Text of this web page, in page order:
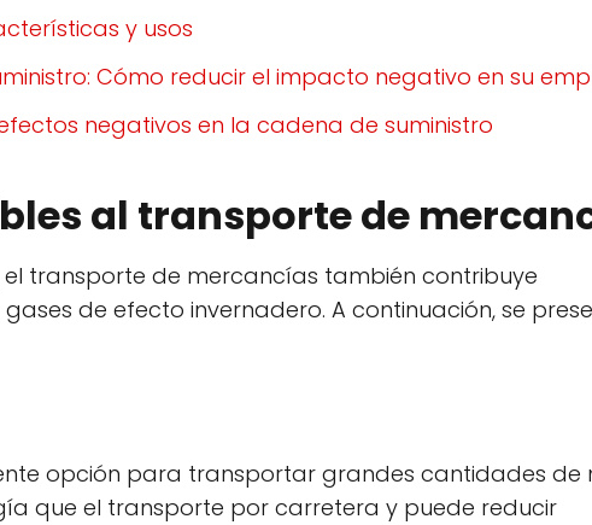
y usos
Cómo reducir el impacto negativo en su
negativos en la cadena de suministro
al transporte de
transporte de mercancías también contribuye
de efecto invernadero. A continuación, se
opción para transportar grandes cantidades de
que el transporte por carretera y puede reducir